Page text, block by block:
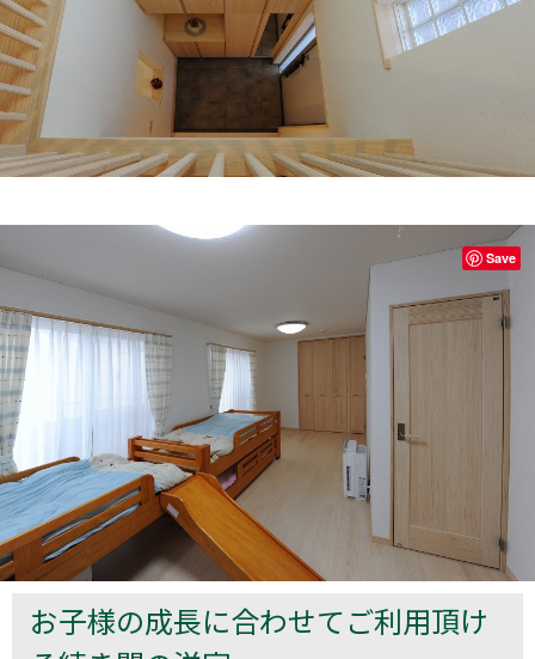
お子様の成長に合わせてご利用頂け
Save